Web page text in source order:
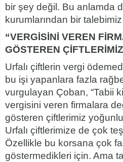
bir şey değil. Bu anlamda
kurumlarından bir talebimiz
“VERGİSİNİ VEREN
GÖSTEREN
Urfalı çiftlerin vergi
bu işi yapanlara fazla
vurgulayan Çoban, “Tabii
vergisini veren firmalara
gösteren çiftlerimiz
Urfalı çiftlerimize de çok
Özellikle bu korsana çok
göstermedikleri için. Ama